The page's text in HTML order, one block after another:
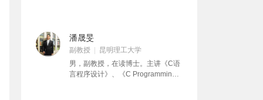
学教学名师，中国高校计算机
MOOC联盟云南工委秘书长，教育
星”，雨课堂智慧教学优秀教师。主
持和主要参与40余项教育部科技
潘晟旻
副教授
昆明理工大学
男，副教授，在读博士。主讲《C语
言程序设计》、《C Programming